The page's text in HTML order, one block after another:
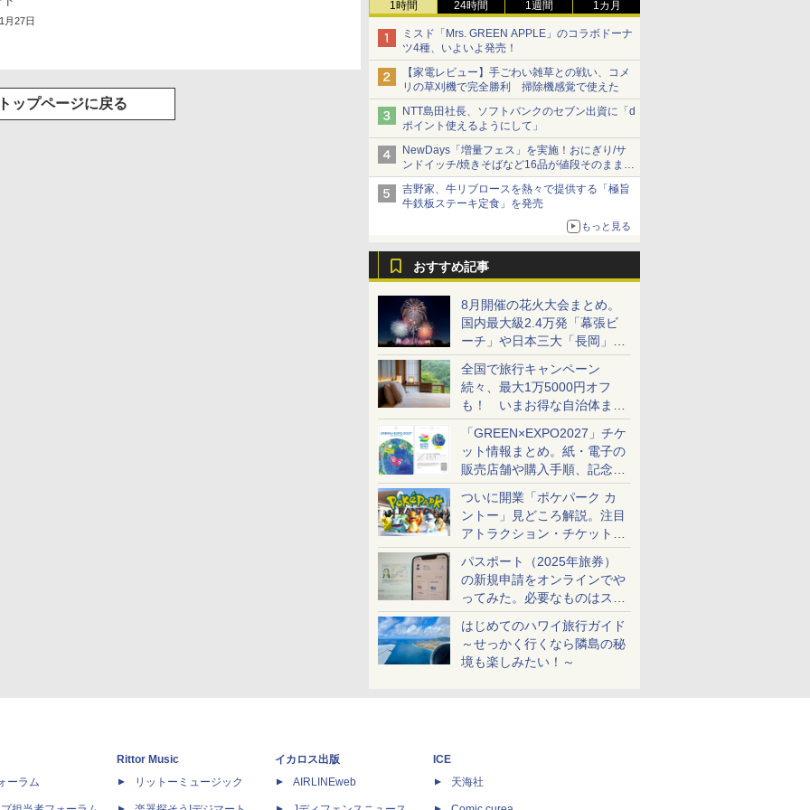
1時間 24時間 1週間 1カ月
ミスド「Mrs. GREEN APPLE」のコラボドーナ
ツ4種、いよいよ発売！
【家電レビュー】手ごわい雑草との戦い、コメ
リの草刈機で完全勝利 掃除機感覚で使えた
NTT島田社長、ソフトバンクのセブン出資に「d
ポイント使えるようにして」
NewDays「増量フェス」を実施！おにぎり/サ
ンドイッチ/焼きそばなど16品が値段そのままで
ボリュームアップ
吉野家、牛リブロースを熱々で提供する「極旨
牛鉄板ステーキ定食」を発売
もっと見る
おすすめ記事
8月開催の花火大会まとめ。
国内最大級2.4万発「幕張ビ
ーチ」や日本三大「長岡」な
ど大型イベント目白押し！
全国で旅行キャンペーン
続々、最大1万5000円オフ
も！ いまお得な自治体まと
め
「GREEN×EXPO2027」チケ
ット情報まとめ。紙・電子の
販売店舗や購入手順、記念チ
ケットも解説
ついに開業「ポケパーク カ
ントー」見どころ解説。注目
アトラクション・チケット手
配・来場前に必要な準備は？
パスポート（2025年旅券）
の新規申請をオンラインでや
ってみた。必要なものはスマ
ホとマイナカードのみ
はじめてのハワイ旅行ガイド
～せっかく行くなら隣島の秘
境も楽しみたい！～
月27日
トップページに戻る
ーラム
Rittor Music
リットーミュージック
イカロス出版
AIRLINEweb
ICE
天海社